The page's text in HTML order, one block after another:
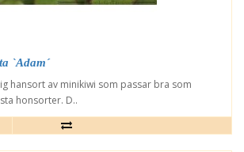
`Adam´
hansort av minikiwi som passar bra som
honsorter. D..